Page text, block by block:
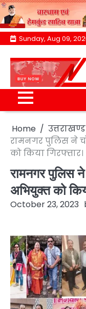
Skip
content
Sunday, Aug 09,
Home
उत्तराखण्ड
रामनगर पुलिस ने
को किया गिरफ्तार।
रामनगर पुलिस
अभियुक्त को
October 23, 2023